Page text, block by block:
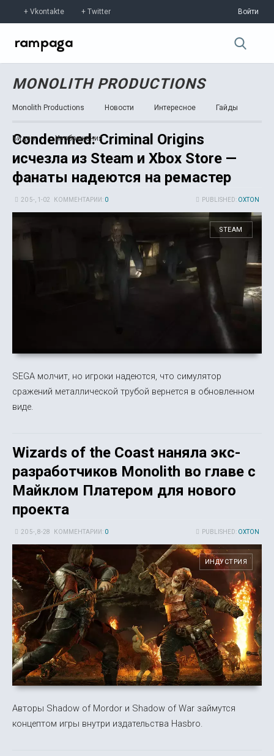
Vkontakte Twitter Войти
MONOLITH PRODUCTIONS
Monolith Productions Новости Интересное Гайды
Видео Изображения
Condemned: Criminal Origins
исчезла из Steam и Xbox Store —
фанаты надеются на ремастер
PUBLISHED: OXTON
20 5-, 1-02 КОММЕНТАРИИ: 0
STEAM
SEGA молчит, но игроки надеются, что симулятор
сражений металлической трубой вернется в обновленном
виде.
Wizards of the Coast наняла экс-
разработчиков Monolith во главе с
Майклом Платером для нового
проекта
PUBLISHED: OXTON
20 5-, 8-28 КОММЕНТАРИИ: 0
ИНДУСТРИЯ
Авторы Shadow of Mordor и Shadow of War займутся
концептом игры внутри издательства Hasbro.